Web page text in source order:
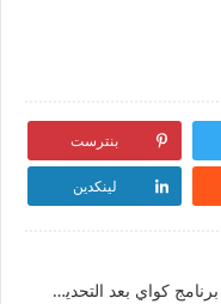
بنترست
لينكدين
اسهل طريقة لجمع 25 مليون كوين علي برنامج كواي بعد التحديث الاخير2022